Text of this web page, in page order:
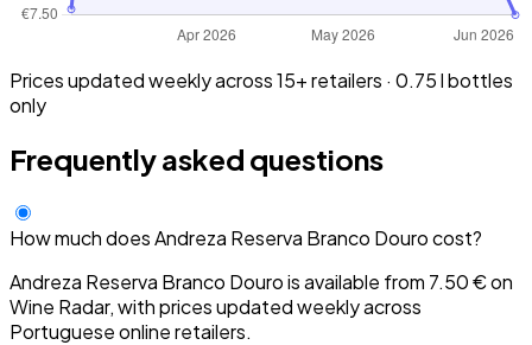
Prices updated weekly across 15+ retailers · 0.75 l bottles
only
Frequently asked questions
How much does Andreza Reserva Branco Douro cost?
Andreza Reserva Branco Douro is available from 7.50 € on
Wine Radar, with prices updated weekly across
Portuguese online retailers.